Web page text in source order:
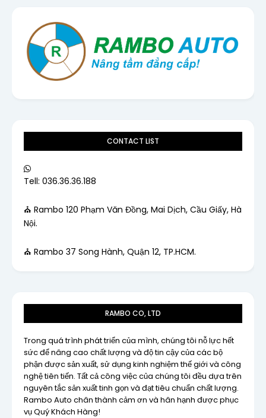
CONTACT LIST
Tell: 036.36.36.188
⛪ Rambo 120 Phạm Văn Đồng, Mai Dịch, Cầu Giấy, Hà
Nội.
⛪ Rambo 37 Song Hành, Quận 12, TP.HCM.
RAMBO CO, LTD
Trong quá trình phát triển của mình, chúng tôi nỗ lực hết
sức để nâng cao chất lượng và độ tin cậy của các bộ
phận được sản xuất, sử dụng kinh nghiệm thế giới và công
nghệ tiên tiến. Tất cả công việc của chúng tôi đều dựa trên
nguyên tắc sản xuất tinh gọn và đạt tiêu chuẩn chất lượng.
Rambo Auto chân thành cảm ơn và hân hạnh được phục
vụ Quý Khách Hàng!